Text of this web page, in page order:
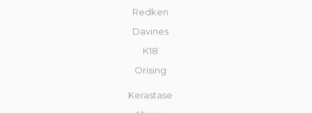
Redken
Davines
К18
Orising
Kerastase